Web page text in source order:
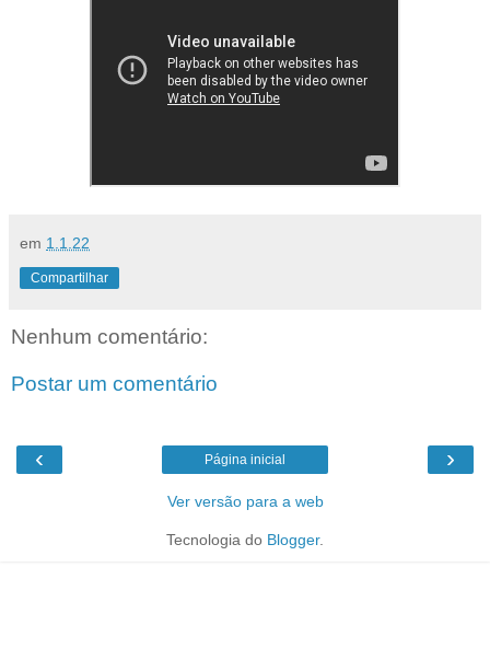
em 1.1.22
Compartilhar
Nenhum comentário:
Postar um comentário
‹ ›
Página inicial
Ver versão para a web
Tecnologia do Blogger.